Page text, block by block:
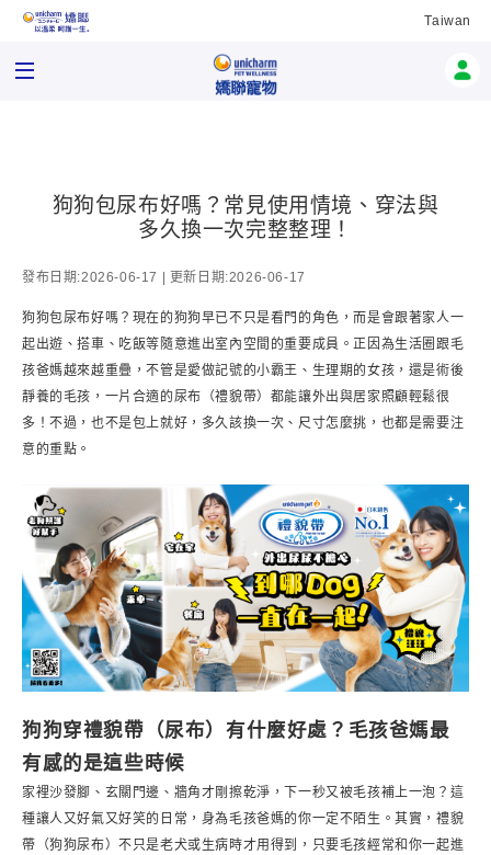
Taiwan
狗狗包尿布好嗎？常見使用情境、穿法與
多久換一次完整整理！
發布日期:2026-06-17 | 更新日期:2026-06-17
狗狗包尿布好嗎？現在的狗狗早已不只是看門的角色，而是會跟著家人一
起出遊、搭車、吃飯等隨意進出室內空間的重要成員。正因為生活圈跟毛
孩爸媽越來越重疊，不管是愛做記號的小霸王、生理期的女孩，還是術後
靜養的毛孩，一片合適的尿布（禮貌帶）都能讓外出與居家照顧輕鬆很
多！不過，也不是包上就好，多久該換一次、尺寸怎麼挑，也都是需要注
意的重點。
狗狗穿禮貌帶（尿布）有什麼好處？毛孩爸媽最
有感的是這些時候
家裡沙發腳、玄關門邊、牆角才剛擦乾淨，下一秒又被毛孩補上一泡？這
種讓人又好氣又好笑的日常，身為毛孩爸媽的你一定不陌生。其實，禮貌
帶（狗狗尿布）不只是老犬或生病時才用得到，只要毛孩經常和你一起進